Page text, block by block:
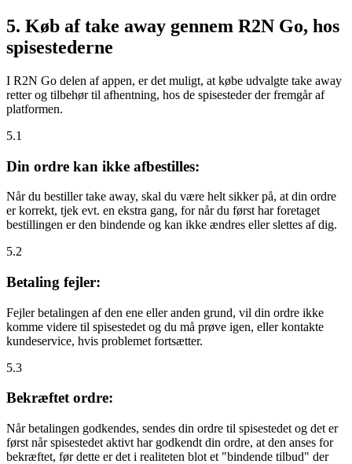
5. Køb af take away gennem R2N Go, hos
spisestederne
I R2N Go delen af appen, er det muligt, at købe udvalgte take away
retter og tilbehør til afhentning, hos de spisesteder der fremgår af
platformen.
5.1
Din ordre kan ikke afbestilles:
Når du bestiller take away, skal du være helt sikker på, at din ordre
er korrekt, tjek evt. en ekstra gang, for når du først har foretaget
bestillingen er den bindende og kan ikke ændres eller slettes af dig.
5.2
Betaling fejler:
Fejler betalingen af den ene eller anden grund, vil din ordre ikke
komme videre til spisestedet og du må prøve igen, eller kontakte
kundeservice, hvis problemet fortsætter.
5.3
Bekræftet ordre:
Når betalingen godkendes, sendes din ordre til spisestedet og det er
først når spisestedet aktivt har godkendt din ordre, at den anses for
bekræftet, før dette er det i realiteten blot et "bindende tilbud" der